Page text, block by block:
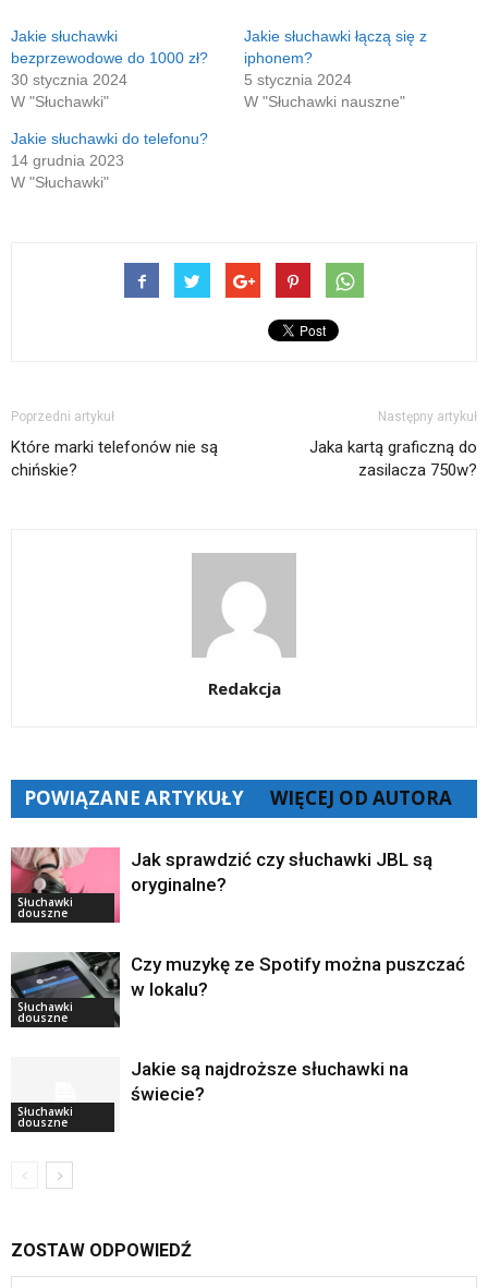
oknie)
Jakie słuchawki
bezprzewodowe do 1000 zł?
30 stycznia 2024
W "Słuchawki"
Jakie słuchawki łączą się z
iphonem?
5 stycznia 2024
W "Słuchawki nauszne"
Jakie słuchawki do telefonu?
14 grudnia 2023
W "Słuchawki"
Poprzedni artykuł
Które marki telefonów nie są
chińskie?
Następny artykuł
Jaka kartą graficzną do
zasilacza 750w?
Redakcja
POWIĄZANE ARTYKUŁY WIĘCEJ OD AUTORA
Słuchawki
douszne
Jak sprawdzić czy słuchawki JBL są
oryginalne?
Słuchawki
douszne
Czy muzykę ze Spotify można puszczać
w lokalu?
Słuchawki
douszne
Jakie są najdroższe słuchawki na
świecie?
ZOSTAW ODPOWIEDŹ